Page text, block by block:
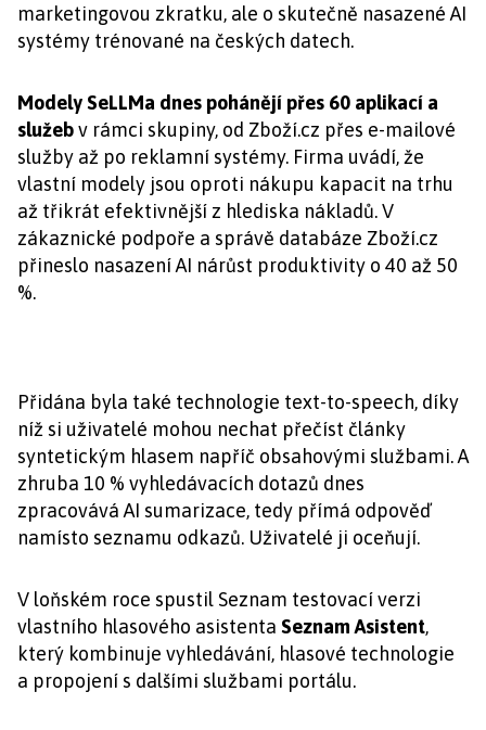
marketingovou zkratku, ale o skutečně nasazené AI
systémy trénované na českých datech.
Modely SeLLMa dnes pohánějí přes 60 aplikací a
služebv rámci skupiny, od Zboží.cz přes e-mailové
služby až po reklamní systémy. Firma uvádí, že
vlastní modely jsou oproti nákupu kapacit na trhu
až třikrát efektivnější z hlediska nákladů. V
zákaznické podpoře a správě databáze Zboží.cz
přineslo nasazení AI nárůst produktivity o 40 až 50
%.
Přidána byla také technologie text-to-speech, díky
níž si uživatelé mohou nechat přečíst články
syntetickým hlasem napříč obsahovými službami. A
zhruba 10 % vyhledávacích dotazů dnes
zpracovává AI sumarizace, tedy přímá odpověď
namísto seznamu odkazů. Uživatelé ji oceňují.
V loňském roce spustil Seznam testovací verzi
vlastního hlasového asistenta Seznam Asistent,
který kombinuje vyhledávání, hlasové technologie
a propojení s dalšími službami portálu.